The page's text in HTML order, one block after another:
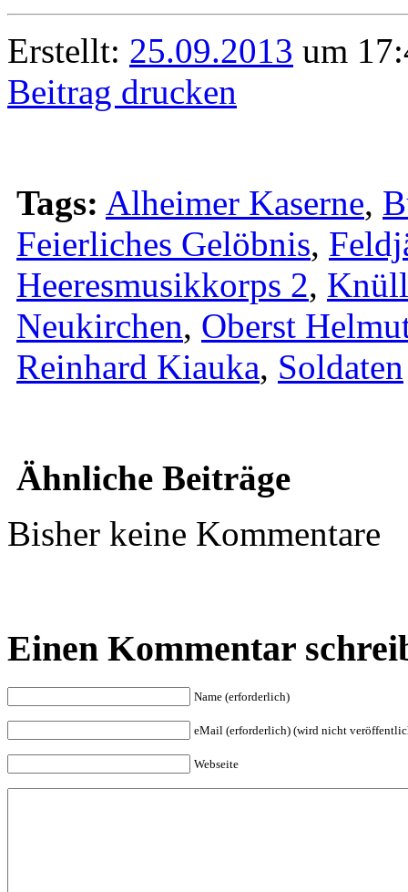
Erstellt: 25.09.2013 um
Beitrag drucken
Tags: Alheimer Kaserne,
Feierliches Gelöbnis,
Heeresmusikkorps 2,
Neukirchen, Oberst
Reinhard Kiauka, Soldaten
Ähnliche Beiträge
Bisher keine Kommentare
Einen Kommentar
Name (erforderlich)
eMail (erforderlich) (wird nicht
Webseite